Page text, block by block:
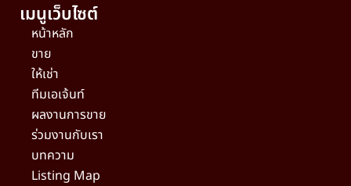
เมนูเว็บไซต์
หน้าหลัก
ขาย
ให้เช่า
ทีมเอเจ้นท์
ผลงานการขาย
ร่วมงานกับเรา
บทความ
Listing Map